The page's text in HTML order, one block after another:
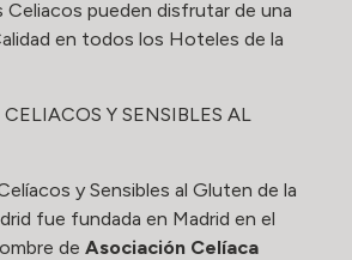
pueden disfrutar de una
en todos los Hoteles de la
Y SENSIBLES AL
y Sensibles al Gluten de la
fue fundada en Madrid en el
de Asociación Celíaca